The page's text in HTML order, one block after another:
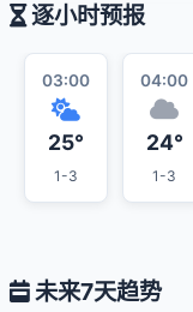
逐小时预报
03:00
25°
1-3
04:00
24°
1-3
未来7天趋势